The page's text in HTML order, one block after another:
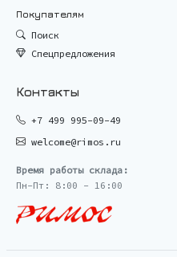
Покупателям
Поиск
Спецпредложения
Контакты
+7 499 995-09-49
welcome@rimos.ru
Время работы склада:
Пн-Пт: 8:00 - 16:00